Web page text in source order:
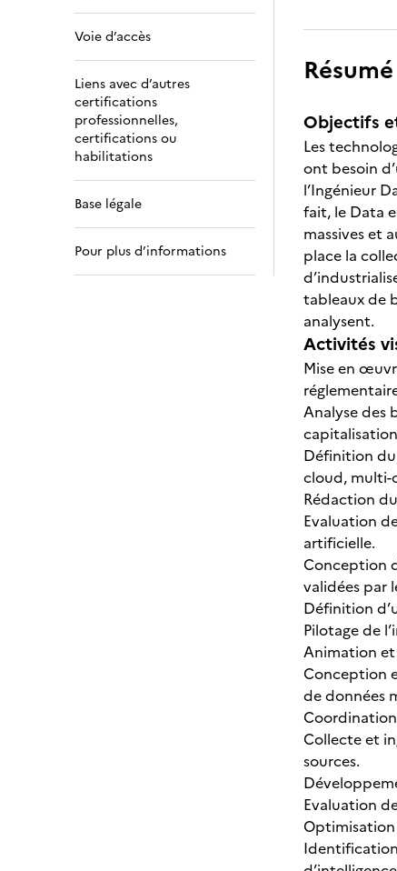
Voie d’accès
Liens avec d’autres
certifications
professionnelles,
certifications ou
habilitations
Base légale
Pour plus d’informations
Objectifs
Les
ont besoin
l’Ingénieur
fait, le Data
massives et
place la
tableaux de
analysent.
Activités
Mise en
Analyse des
Définition
cloud, multi-
Rédaction
Evaluation
artificielle.
Conception
validées par
Définition
Pilotage de
Animation et
Conception
de données
Collecte et
sources.
Evaluation